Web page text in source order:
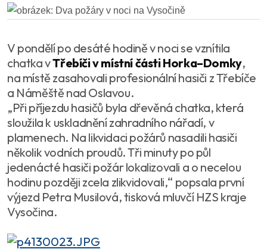
V pondělí po desáté hodině v noci se vznítila
chatka vTřebíči v místní části Horka–Domky,
na místě zasahovali profesionální hasiči z Třebíče
a Náměště nad Oslavou.
„Při příjezdu hasičů byla dřevěná chatka, která
sloužila k uskladnění zahradního nářadí, v
plamenech. Na likvidaci požárů nasadili hasiči
několik vodních proudů. Tři minuty po půl
jedenácté hasiči požár lokalizovali a o necelou
hodinu později zcela zlikvidovali,“ popsala první
výjezd Petra Musilová, tisková mluvčí HZS kraje
Vysočina.